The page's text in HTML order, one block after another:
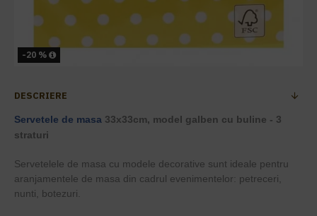
-20 %
DESCRIERE
Servetele de masa 33x33cm, model galben cu buline - 3
straturi
Servetelele de masa cu modele decorative sunt ideale pentru
aranjamentele de masa din cadrul evenimentelor: petreceri,
nunti, botezuri.